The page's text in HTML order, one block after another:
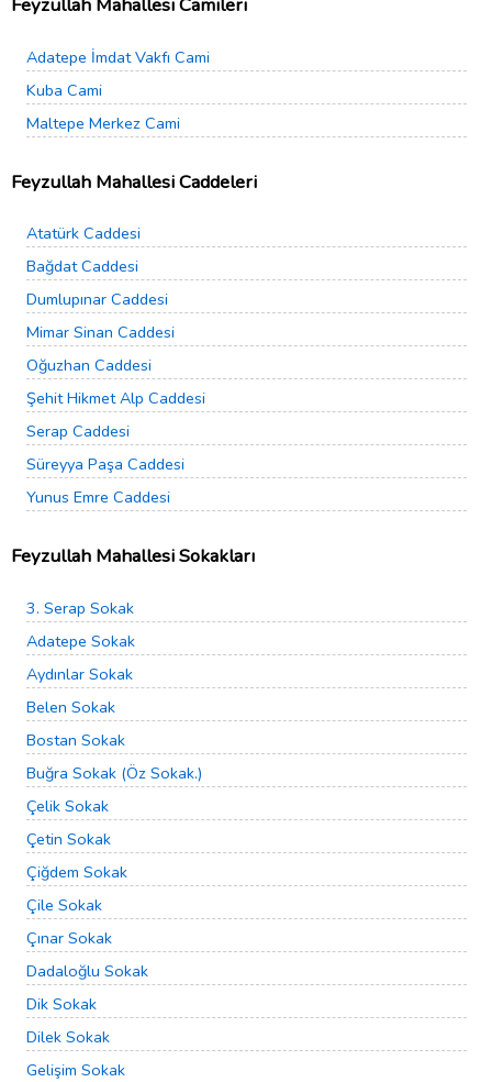
Feyzullah Mahallesi Camileri
Adatepe İmdat Vakfı Cami
Kuba Cami
Maltepe Merkez Cami
Feyzullah Mahallesi Caddeleri
Atatürk Caddesi
Bağdat Caddesi
Dumlupınar Caddesi
Mimar Sinan Caddesi
Oğuzhan Caddesi
Şehit Hikmet Alp Caddesi
Serap Caddesi
Süreyya Paşa Caddesi
Yunus Emre Caddesi
Feyzullah Mahallesi Sokakları
3. Serap Sokak
Adatepe Sokak
Aydınlar Sokak
Belen Sokak
Bostan Sokak
Buğra Sokak (Öz Sokak.)
Çelik Sokak
Çetin Sokak
Çiğdem Sokak
Çile Sokak
Çınar Sokak
Dadaloğlu Sokak
Dik Sokak
Dilek Sokak
Gelişim Sokak